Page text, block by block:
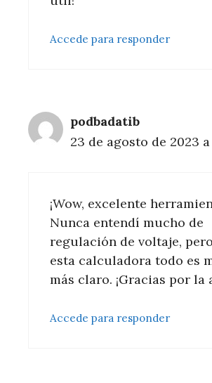
Accede para responder
podbadatib
23 de agosto de 2023
¡Wow, excelente
Nunca entendí mucho de
regulación de voltaje,
esta calculadora todo es
más claro. ¡Gracias por la
Accede para responder